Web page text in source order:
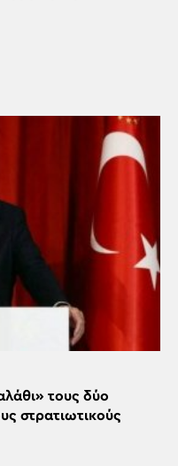
τους δύο
στρατιωτικούς